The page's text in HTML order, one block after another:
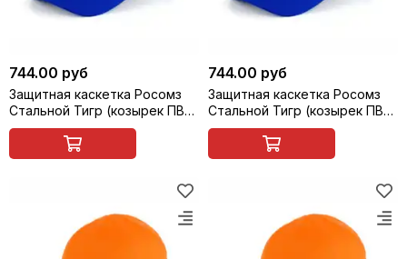
744.00 руб
Защитная каскетка Росомз
Стальной Тигр (козырек ПВХ,
прозрачно-серый, 65 мм),
бежевая, арт. 95312
744.00 руб
Защитная каскетка Росомз
Стальной Тигр (козырек ПВХ,
прозрачно-серый, 65 мм),
небесно-голубая, арт. 95313